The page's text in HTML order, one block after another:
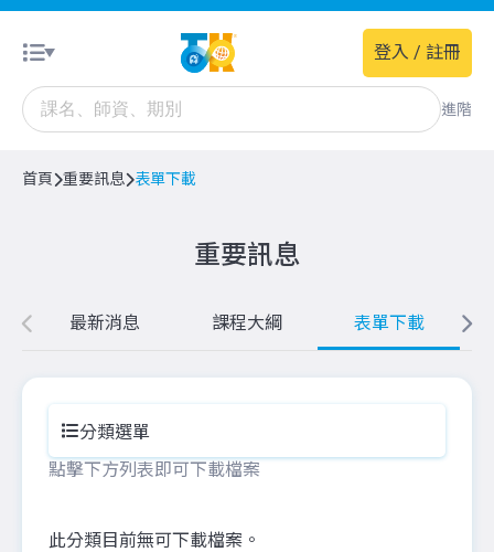
進階
登入 / 註冊
首頁 重要訊息 表單下載
重要訊息
最新消息 課程大綱 表單下載
分類選單
點擊下方列表即可下載檔案
此分類目前無可下載檔案。